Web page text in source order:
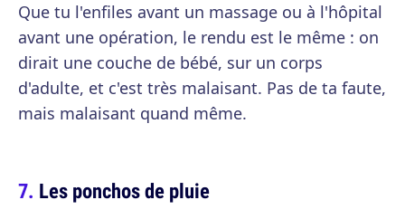
Que tu l'enfiles avant un massage ou à l'hôpital
avant une opération, le rendu est le même : on
dirait une couche de bébé, sur un corps
d'adulte, et c'est très malaisant. Pas de ta faute,
mais malaisant quand même.
Les ponchos de pluie